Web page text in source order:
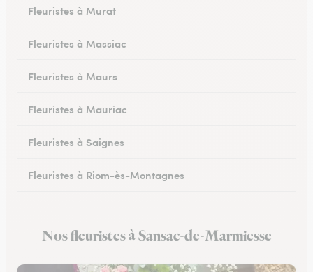
Fleuristes à Murat
Fleuristes à Massiac
Fleuristes à Maurs
Fleuristes à Mauriac
Fleuristes à Saignes
Fleuristes à Riom-ès-Montagnes
Nos fleuristes à Sansac-de-Marmiesse